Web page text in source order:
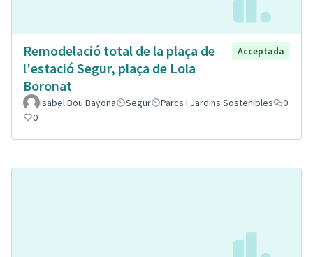
Remodelació total de la plaça de
l'estació Segur, plaça de Lola
Boronat
Acceptada
Isabel Bou Bayona Segur Parcs i Jardins Sostenibles
0
0